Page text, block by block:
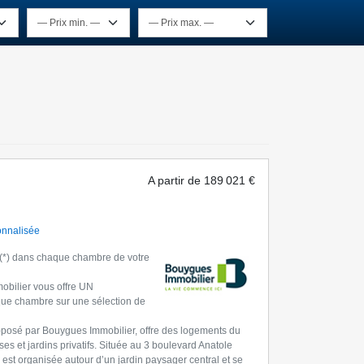
A partir de 189 021 €
dans chaque chambre de votre
vous offre UN
chambre sur une sélection de
par Bouygues Immobilier, offre des logements du
et jardins privatifs. Située au 3 boulevard Anatole
organisée autour d’un jardin paysager central et se